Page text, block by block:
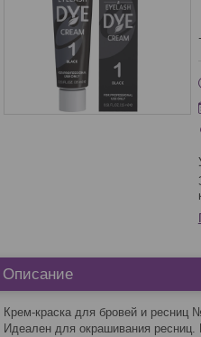
Законом не
Описание
Крем-краска для бровей и ресниц
Идеален для окрашивания ресниц.